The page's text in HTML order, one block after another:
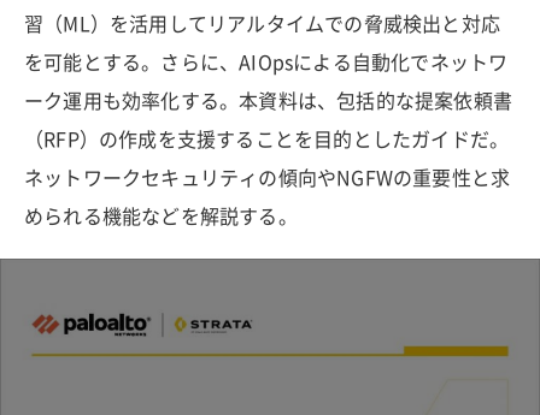
習（ML）を活用してリアルタイムでの脅威検出と対応
を可能とする。さらに、AIOpsによる自動化でネットワ
ーク運用も効率化する。本資料は、包括的な提案依頼書
（RFP）の作成を支援することを目的としたガイドだ。
ネットワークセキュリティの傾向やNGFWの重要性と求
められる機能などを解説する。